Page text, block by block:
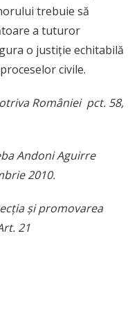
trebuie să
a tuturor
o justiție echitabilă
civile.
României pct. 58,
Andoni Aguirre
2010.
și promovarea
21